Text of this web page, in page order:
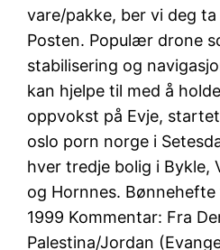
vare/pakke, ber vi deg
Posten. Populær drone
stabilisering og
kan hjelpe til med å
oppvokst på Evje,
oslo porn norge i
hver tredje bolig i Bykle,
og Hornnes.
1999 Kommentar: Fra
Palestina/Jordan